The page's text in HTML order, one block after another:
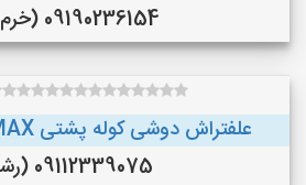
09190236154 (خرم‌آباد )
علفتراش دوشی کوله پشتی MAX چمن زن اصلی
09112339075 (رشت )